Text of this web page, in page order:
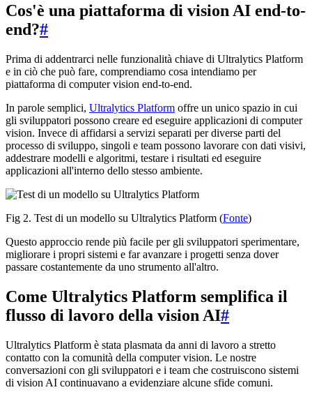
Cos'è una piattaforma di vision AI end-to-
end?#
Prima di addentrarci nelle funzionalità chiave di Ultralytics Platform
e in ciò che può fare, comprendiamo cosa intendiamo per
piattaforma di computer vision end-to-end.
In parole semplici, Ultralytics Platform offre un unico spazio in cui
gli sviluppatori possono creare ed eseguire applicazioni di computer
vision. Invece di affidarsi a servizi separati per diverse parti del
processo di sviluppo, singoli e team possono lavorare con dati visivi,
addestrare modelli e algoritmi, testare i risultati ed eseguire
applicazioni all'interno dello stesso ambiente.
Fig 2. Test di un modello su Ultralytics Platform (Fonte)
Questo approccio rende più facile per gli sviluppatori sperimentare,
migliorare i propri sistemi e far avanzare i progetti senza dover
passare costantemente da uno strumento all'altro.
Come Ultralytics Platform semplifica il
flusso di lavoro della vision AI#
Ultralytics Platform è stata plasmata da anni di lavoro a stretto
contatto con la comunità della computer vision. Le nostre
conversazioni con gli sviluppatori e i team che costruiscono sistemi
di vision AI continuavano a evidenziare alcune sfide comuni.